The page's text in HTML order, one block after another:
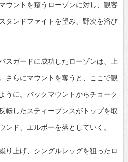
ウントを窺うローゾンに対し、観客
タンドファイトを望み、野次を浴び
スガードに成功したローゾンは、上
さらにマウントを奪うと、ここで観
うに。バックマウントからチョーク
転したスティーブンスがトップを取
ンド、エルボーを落としていく。
り上げ、シングルレッグを狙ったロ